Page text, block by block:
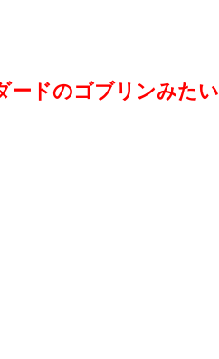
ードのゴブリンみたい